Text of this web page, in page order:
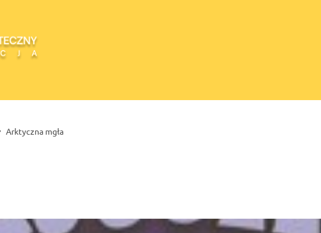
Arktyczna mgła